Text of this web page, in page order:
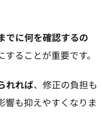
でに何を確認するの
ることが重要です。
れれば、修正の負担も
響も抑えやすくなりま